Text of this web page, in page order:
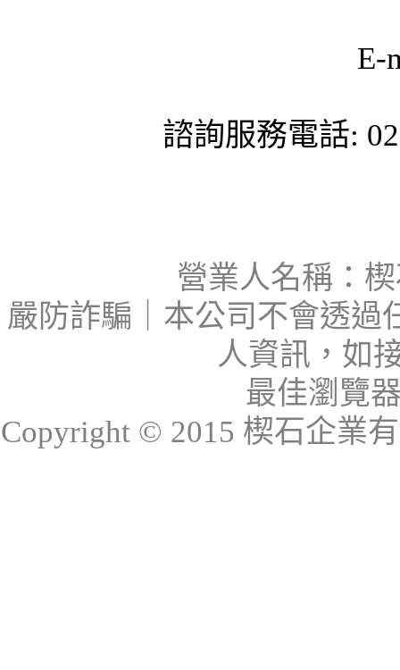
E-
諮詢服務電話:
營業人名稱：
嚴防詐騙｜本公司不會透過
人資訊，如
最佳瀏覽
Copyright © 2015 楔石企業